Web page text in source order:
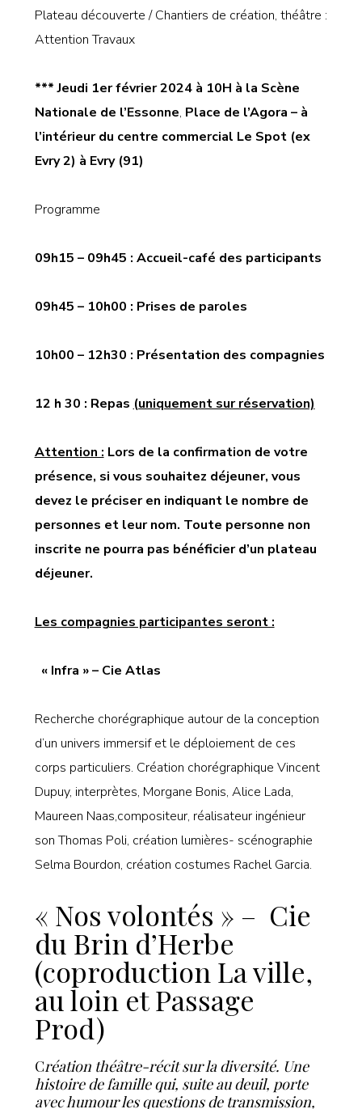
Plateau découverte / Chantiers de création, théâtre :
Attention Travaux
*** Jeudi 1er février2024 à 10H à la Scène
Nationale de l’Essonne, Place de l’Agora – à
l’intérieur du centre commercial Le Spot (ex
Evry 2) à Evry (91)
Programme
09h15 – 09h45 : Accueil-café des participants
09h45 – 10h00 : Prises de paroles
10h00 – 12h30 : Présentation des compagnies
12 h 30 : Repas (uniquement sur réservation)
Attention : Lors de la confirmation de votre
présence, si vous souhaitez déjeuner, vous
devez le préciser en indiquant le nombre de
personnes et leur nom. Toute personne non
inscrite ne pourra pas bénéficier d’un plateau
déjeuner.
Les compagnies participantes seront :
« Infra » – Cie Atlas
Recherche chorégraphique autour de la conception
d’un univers immersif et le déploiement de ces
corps particuliers. Création chorégraphique Vincent
Dupuy, interprètes, Morgane Bonis, Alice Lada,
Maureen Naas,compositeur, réalisateur ingénieur
son Thomas Poli, création lumières- scénographie
Selma Bourdon, création costumes Rachel Garcia.
« Nos volontés » – Cie
du Brin d’Herbe
(coproduction La ville,
au loin et Passage
Prod)
Création théâtre-récit sur la diversité. Une
histoire de famille qui, suite au deuil, porte
avec humour les questions de transmission,